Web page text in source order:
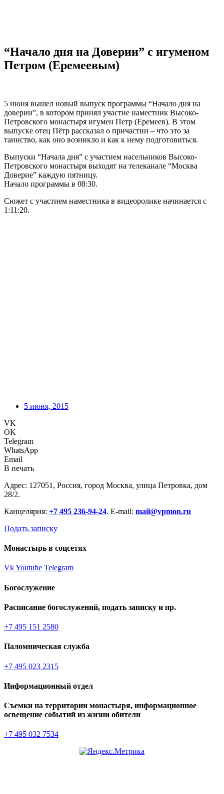
“Начало дня на Доверии” с игуменом
Петром (Еремеевым)
5 июня вышел новый выпуск программы “Начало дня на
доверии”, в котором принял участие наместник Высоко-
Петровского монастыря игумен Петр (Еремеев). В этом
выпуске отец Пётр рассказал о причастии – что это за
таинство, как оно возникло и как к нему подготовиться.
Выпуски “Начала дня” с участием насельников Высоко-
Петровского монастыря выходят на телеканале “Москва
Доверие” каждую пятницу.
Начало программы в 08:30.
Сюжет с участием наместника в видеоролике начинается с
1:11:20.
5 июня, 2015
VK
OK
Telegram
WhatsApp
Email
В печать
Адрес: 127051, Россия, город Москва, улица Петровка, дом
28/2.
Канцелярия: +7 495 236-94-24. E-mail: mail@vpmon.ru
Подать записку
Монастырь в соцсетях
VkYoutube Telegram
Богослужение
Расписание богослужений, подать записку и пр.
+7 495 151 2580
Паломническая служба
+7 495 023 2315
Информационный отдел
Съемки на территории монастыря, информационное
освещение событий из жизни обители
+7 495 032 7534